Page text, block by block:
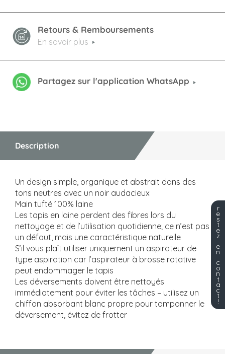
Retours & Remboursements
En savoir plus
Partagez sur l'application WhatsApp
Description
Un design simple, organique et abstrait dans des
tons neutres avec un noir audacieux
Main tufté 100% laine
Les tapis en laine perdent des fibres lors du
nettoyage et de l’utilisation quotidienne; ce n’est pas
un défaut, mais une caractéristique naturelle
S’il vous plaît utiliser uniquement un aspirateur de
type aspiration car l’aspirateur à brosse rotative
peut endommager le tapis
Les déversements doivent être nettoyés
immédiatement pour éviter les tâches – utilisez un
chiffon absorbant blanc propre pour tamponner le
déversement, évitez de frotter
r
e
s
t
e
z
e
n
c
o
n
t
a
c
t
!